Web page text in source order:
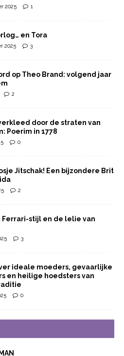
2025 1
en Tora
2025 3
op Theo Brand: volgend jaar
2
door de straten van
Poerim in 1778
0
Jitschak! Een bijzondere Brit
2
Ferrari-stijl en de lelie van
3
ideale moeders, gevaarlijke
en heilige hoedsters van
0